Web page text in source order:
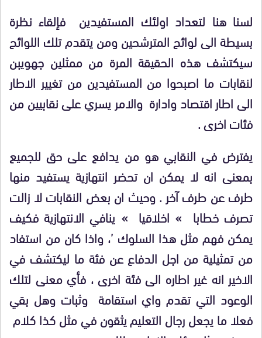
لسنا هنا لتعداد اولئك المستفيدين فإلقاء نظرة
بسيطة الى لوائح المترشحين ومن يتقدم تلك اللوائح
سيكتشف هذه الحقيقة المرة من ممثلين جهويبن
لنقابات ما اصبحوا من المستفيدين من تغيير الاطار
الى اطار اقتصاد وادارة والامر يسري على نقابيين من
فئات اخرى .
يفترض في النقابي هو من يدافع على حق للجميع
بمعنى انه لا يمكن ان تحضر انتهازية يستفيد منها
طرف عن طرف آخر . وحيث ان بعض النقابات لا زالت
تصرف خطابا » اخلاقيا » ينافي الانتهازية فكيف
يمكن فهم مثل هذا السلوك ’، واذا كان من استفاد
من تمثيلية من اجل الدفاع عن فئة ما ليكتشف في
الاخير انه غير اطاره الى فئة اخرى ، فأي معنى لتلك
الوعود التي تقدم واي استقامة وثبات وهل بقي
فعلا ما يجعل رجال التعليم يثقون في مثل كذا كلام